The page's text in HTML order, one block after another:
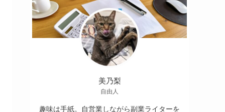
美乃梨
自由人
趣味は手紙。自営業しながら副業ライターを